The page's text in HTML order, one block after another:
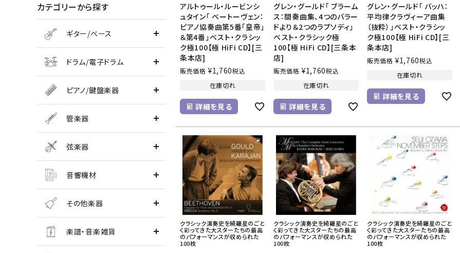
カテゴリーから探す
ギター/ベース
ドラム/電子ドラム
ピアノ/鍵盤楽器
管楽器
弦楽器
音響機材
その他楽器
楽譜・音楽雑貨
アルトゥール・ルービンシ
ュタイン「 ベートーヴェン：
ピアノ協奏曲第5番「皇帝」
＆第4番」ベスト・クラシッ
ク極100【極 HiFi CD】[三
条本店]
販売価格 ¥1,760税込
在庫切れ
詳細を見る
グレン・グールド「 ブラーム
ス：間奏曲集、4つのバラー
ドより＆2つのラプソディ」
ベスト・クラシック極
100【極 HiFi CD】[三条本
店]
販売価格 ¥1,760税込
在庫切れ
詳細を見る
グレン・グールド「 バッハ：
平均律クラヴィーア曲集
（抜粋）」ベスト・クラシッ
ク極100【極 HiFi CD】[三
条本店]
販売価格 ¥1,760税込
在庫切れ
詳細を見る
クラシック演奏史を綺羅星のごと
く彩ってきた大スターたちの最高
のパフォーマンスが収められた
100枚
クラシック演奏史を綺羅星のごと
く彩ってきた大スターたちの最高
のパフォーマンスが収められた
100枚
クラシック演奏史を綺羅星のごと
く彩ってきた大スターたちの最高
のパフォーマンスが収められた
100枚